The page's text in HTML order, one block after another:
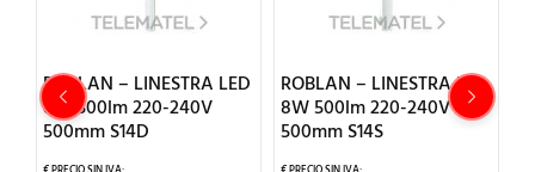
LED
240V
ROBLAN – LINESTRA LED
8W 500lm 220-240V
500mm S14S
ROBLAN –
PANT.ETCA.1x58W
P/TUB.LED